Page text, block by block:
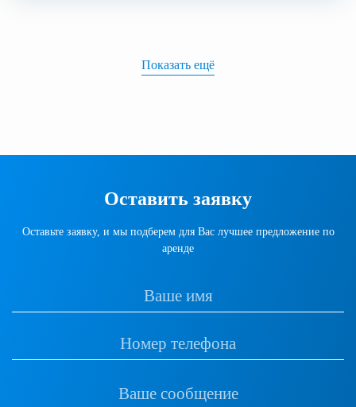
Показать ещё
Оставить заявку
Оставьте заявку, и мы подберем для Вас лучшее предложение по
аренде